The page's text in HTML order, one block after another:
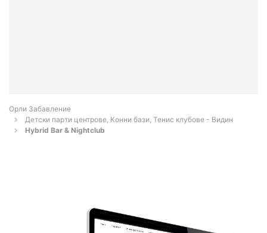
Орли Забавление
Детски парти центрове, Конни бази, Тенис клубове - Видин
Hybrid Bar & Nightclub